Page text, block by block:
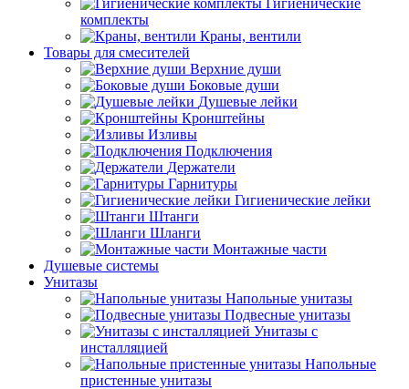
Гигиенические
комплекты
Краны, вентили
Товары для смесителей
Верхние души
Боковые души
Душевые лейки
Кронштейны
Изливы
Подключения
Держатели
Гарнитуры
Гигиенические лейки
Штанги
Шланги
Монтажные части
Душевые системы
Унитазы
Напольные унитазы
Подвесные унитазы
Унитазы с
инсталляцией
Напольные
пристенные унитазы